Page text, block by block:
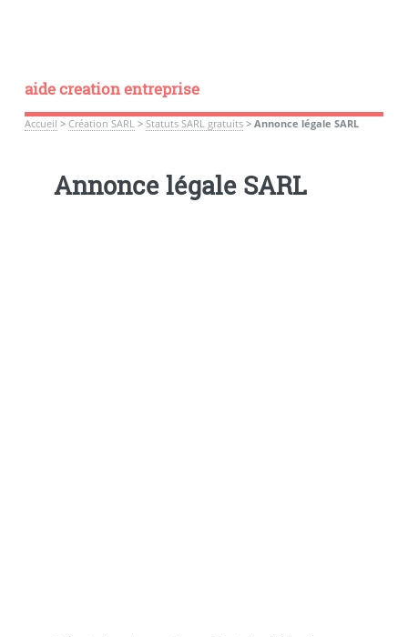
aide creation entreprise
Accueil > Création SARL> Statuts SARL gratuits> Annonce légale SARL
Annonce légale SARL